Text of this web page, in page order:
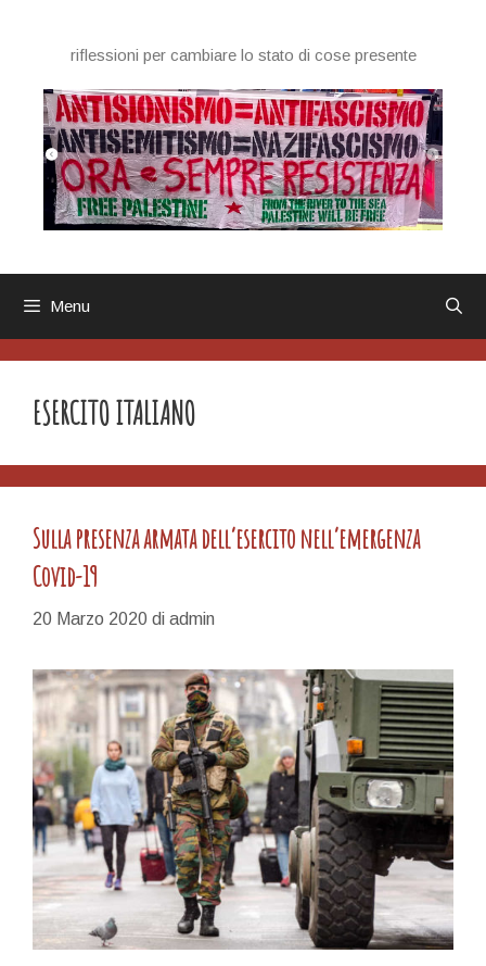
contenutoriflessioni per cambiare lo stato di cose presente
Menu
ESERCITO ITALIANO
Sulla presenza armata dell’esercito nell’emergenza
Covid-19
20 Marzo 2020 di admin